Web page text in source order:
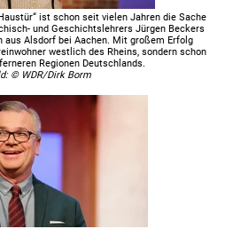
ist schon seit vielen Jahren die Sache
und Geschichtslehrers Jürgen Beckers
aus Alsdorf bei Aachen. Mit großem Erfolg
westlich des Rheins, sondern schon
Regionen Deutschlands.
© WDR/Dirk Borm